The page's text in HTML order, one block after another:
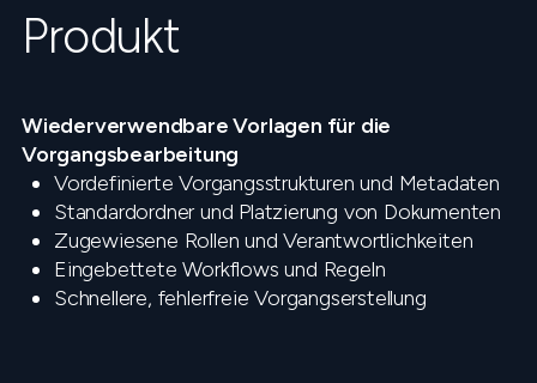
Produkt
Wiederverwendbare Vorlagen für die
Vorgangsbearbeitung
Vordefinierte Vorgangsstrukturen und Metadaten
Standardordner und Platzierung von Dokumenten
Zugewiesene Rollen und Verantwortlichkeiten
Eingebettete Workflows und Regeln
Schnellere, fehlerfreie Vorgangserstellung